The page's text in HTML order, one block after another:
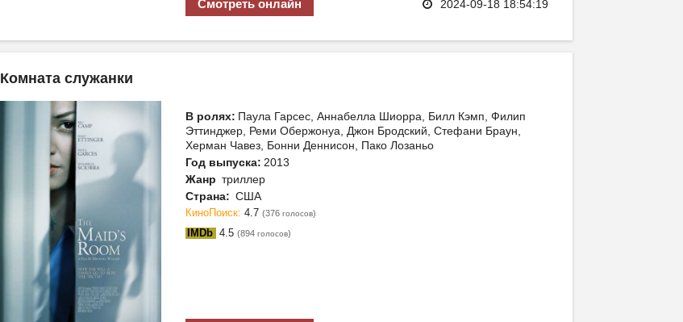
Смотреть онлайн 2024-09-18 18:54:19
Комната служанки
В ролях: Паула Гарсес, Аннабелла Шиорра, Билл Кэмп, Филип
Эттинджер, Реми Обержонуа, Джон Бродский, Стефани Браун,
Херман Чавез, Бонни Деннисон, Пако Лозаньо
Год выпуска: 2013
Жанр триллер
Страна: США
КиноПоиск: 4.7 (376 голосов)
IMDb 4.5 (894 голосов)